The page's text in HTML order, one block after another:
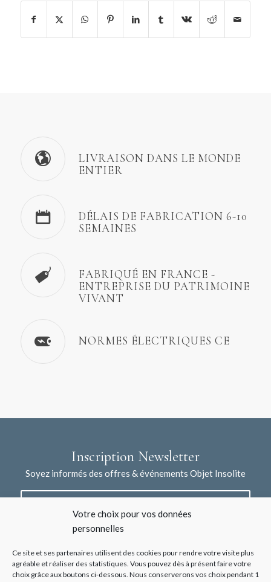
Votre choix pour vos données
personnelles
Ce site et ses partenaires utilisent des cookies pour rendre votre visite plus
agréable et réaliser des statistiques. Vous pouvez dès à présent faire votre
choix grâce aux boutons ci-dessous. Nous conserverons vos choix pendant 1
LIVRAISON DANS LE MONDE
ENTIER
DÉLAIS DE FABRICATION 6-10
SEMAINES
FABRIQUÉ EN FRANCE -
ENTREPRISE DU PATRIMOINE
VIVANT
NORMES ÉLECTRIQUES CE
Inscription Newsletter
Soyez informés des offres & événements Objet Insolite
J'accepte la collecte de mes données à l'aide de ce formulaire /